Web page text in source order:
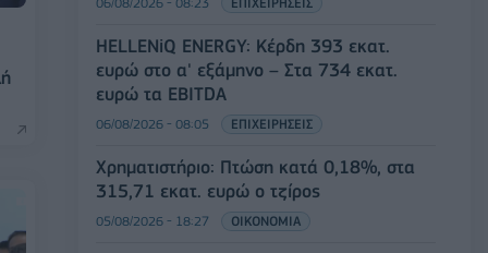
HELLENiQ ENERGY: Κέρδη 393 εκατ.
ευρώ στο α' εξάμηνο – Στα 734 εκατ.
ευρώ τα EBITDA
06/08/2026 - 08:05 ΕΠΙΧΕΙΡΗΣΕΙΣ
Χρηματιστήριο: Πτώση κατά 0,18%, στα
315,71 εκατ. ευρώ ο τζίρος
05/08/2026 - 18:27 ΟΙΚΟΝΟΜΙΑ